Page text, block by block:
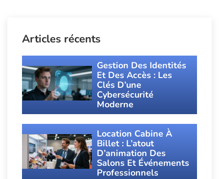
Articles récents
Gestion Des Identités
Et Des Accès : Les
Clés D’une
Cybersécurité
Moderne
Location Cabine À
Billet : L’atout
D’animation Des
Salons Et Événements
Professionnels